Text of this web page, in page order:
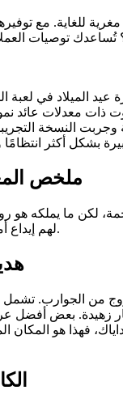
للغاية. مع
ملخص
لكن ما يملكه هو
لهم إيداع أموال حقيقية في كازينوهات بوكر ستارز أو فوكس بيت أو بوكر ستارز المحلية.
زوج من الجوارب.
زهيدة. بعض أفضل
فهذا هو المكان